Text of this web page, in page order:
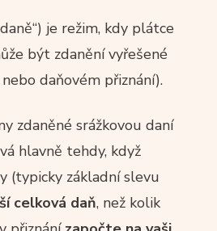
je režim, kdy plátce
být zdanění vyřešené
daňovém přiznání).
zdaněné srážkovou daní
hlavně tehdy, když
(typicky základní slevu
celková daň, než kolik